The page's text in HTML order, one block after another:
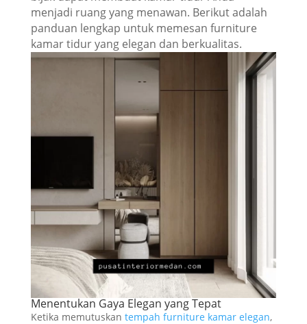
menjadi ruang yang menawan. Berikut adalah
panduan lengkap untuk memesan furniture
kamar tidur yang elegan dan berkualitas.
Menentukan Gaya Elegan yang Tepat
Ketika memutuskan tempah furniture kamar elegan,